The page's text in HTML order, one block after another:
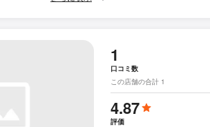
1
口コミ数
この店舗の合計 1
4.87
評価